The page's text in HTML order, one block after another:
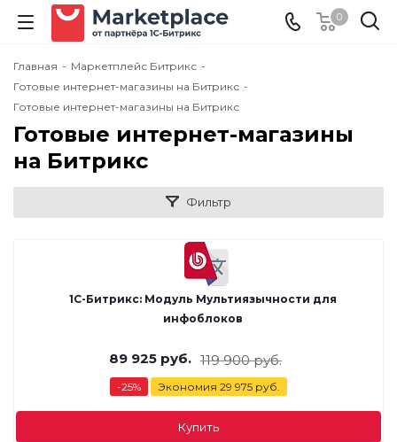
0
Главная - Маркетплейс Битрикс -
Готовые интернет-магазины на Битрикс -
Готовые интернет-магазины на Битрикс
Готовые интернет-магазины
на Битрикс
Фильтр
1С-Битрикс: Модуль Мультиязычности для
инфоблоков
89 925 руб. 119 900руб.
-25% Экономия 29 975 руб.
Купить